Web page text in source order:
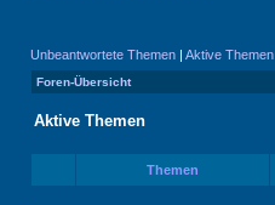
Unbeantwortete Themen | Aktive Themen
Foren-Übersicht
Aktive Themen
Themen